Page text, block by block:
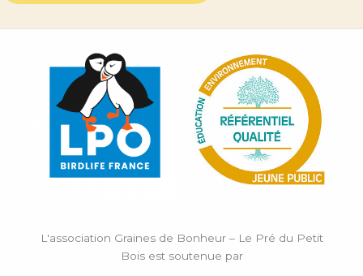
L'association Graines de Bonheur – Le Pré du Petit
Bois est soutenue par